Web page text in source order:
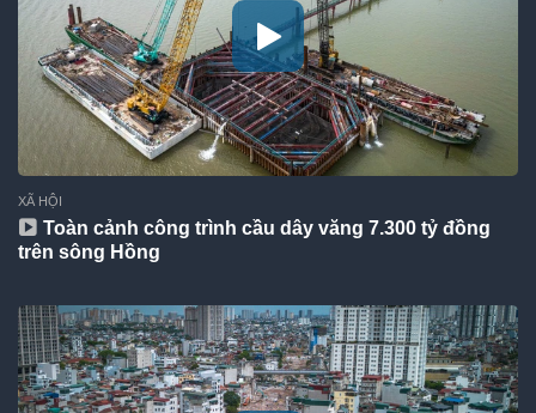
XÃ HỘI
Toàn cảnh công trình cầu dây văng 7.300 tỷ đồng
trên sông Hồng